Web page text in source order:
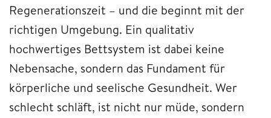
Regenerationszeit – und die beginnt mit der
richtigen Umgebung. Ein qualitativ
hochwertiges Bettsystem ist dabei keine
Nebensache, sondern das Fundament für
körperliche und seelische Gesundheit. Wer
schlecht schläft, ist nicht nur müde, sondern